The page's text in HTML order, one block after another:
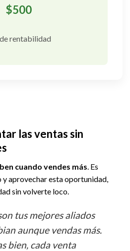
$500
rentabilidad
las ventas sin
cuando vendes más. Es
aprovechar esta oportunidad,
sin volverte loco.
tus mejores aliados
aunque vendas más.
bien, cada venta